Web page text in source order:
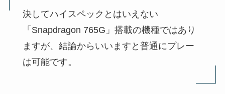
決してハイスペックとはいえない
「Snapdragon 765G」搭載の機種ではあり
ますが、結論からいいますと普通にプレー
は可能です。